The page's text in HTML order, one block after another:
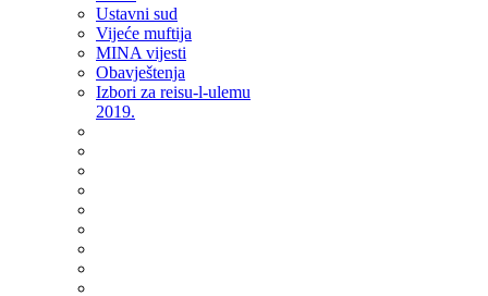
Ustavni sud
Vijeće muftija
MINA vijesti
Obavještenja
Izbori za reisu-l-ulemu
2019.